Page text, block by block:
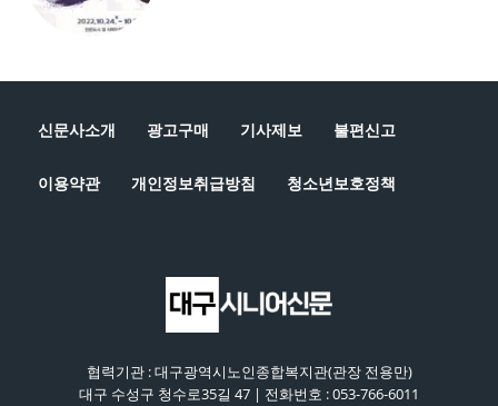
신문사소개 광고구매 기사제보 불편신고
이용약관 개인정보취급방침 청소년보호정책
협력기관 : 대구광역시노인종합복지관(관장 전용만)
대구 수성구 청수로35길 47 | 전화번호 : 053-766-6011